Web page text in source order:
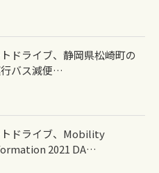
ドライブ、静岡県松崎町の
バス減便…
ドライブ、Mobility
2021 DA…